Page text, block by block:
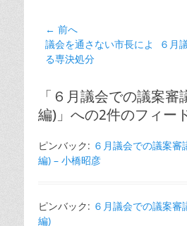
投
稿
ナ
ビ
ゲ
ー
シ
ョ
← 前へ
前
の
稿:
議会を通さない市長によ
る専決処分
次
稿:
６月
「６月議会での議案審
編)」への2件のフィー
ピンバック: ６月議会での議案審
編) – 小橋昭彦
ピンバック: ６月議会での議案審
編)